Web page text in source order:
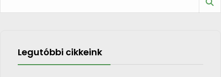
Legutóbbi cikkeink